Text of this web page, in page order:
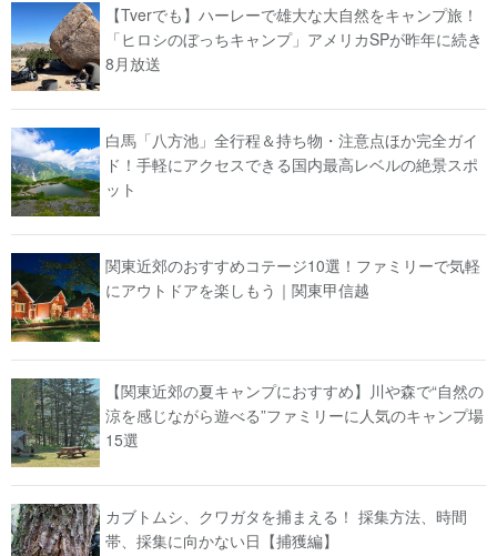
【Tverでも】ハーレーで雄大な大自然をキャンプ旅！
「ヒロシのぼっちキャンプ」アメリカSPが昨年に続き
8月放送
白馬「八方池」全行程＆持ち物・注意点ほか完全ガイ
ド！手軽にアクセスできる国内最高レベルの絶景スポ
ット
関東近郊のおすすめコテージ10選！ファミリーで気軽
にアウトドアを楽しもう｜関東甲信越
【関東近郊の夏キャンプにおすすめ】川や森で“自然の
涼を感じながら遊べる”ファミリーに人気のキャンプ場
15選
カブトムシ、クワガタを捕まえる！ 採集方法、時間
帯、採集に向かない日【捕獲編】